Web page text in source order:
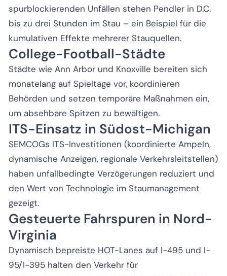
spurblockierenden Unfällen stehen Pendler in D.C.
bis zu drei Stunden im Stau – ein Beispiel für die
kumulativen Effekte mehrerer Stauquellen.
College-Football-Städte
Städte wie Ann Arbor und Knoxville bereiten sich
monatelang auf Spieltage vor, koordinieren
Behörden und setzen temporäre Maßnahmen ein,
um absehbare Spitzen zu bewältigen.
ITS-Einsatz in Südost-Michigan
SEMCOGs ITS-Investitionen (koordinierte Ampeln,
dynamische Anzeigen, regionale Verkehrsleitstellen)
haben unfallbedingte Verzögerungen reduziert und
den Wert von Technologie im Staumanagement
gezeigt.
Gesteuerte Fahrspuren in Nord-
Virginia
Dynamisch bepreiste HOT-Lanes auf I-495 und I-
95/I-395 halten den Verkehr für